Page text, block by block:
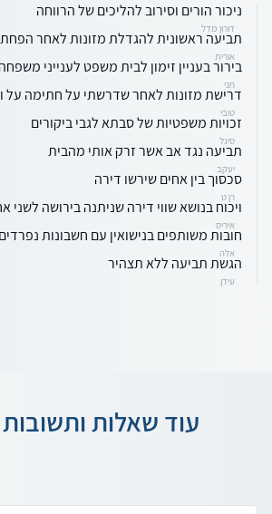
ניכור הורים וסירוב להליכים של הרווחה
דורון מדל
תביעה ראשונית להגדלת מזונות לאחר
אורית
בירור בעניין זימון לבית משפט לענייני משפחה
חני
דרישת מזונות לאחר שדרשתי על חתימה על
טובי
זכויות משפטיות של סבתא לגבי ביקורים
סיגל
תביעה נגד אב אשר זרק אותי מהבית
יעקב
סכסוך בין אחים שירשו דירה
רן ט
ויכוח בנושא שווי דירה שניתנה בירושה לשני
איריס
חובות משותפים בנישואין עם חשבונות
אלה
הגשת תביעה ללא תצהיר
עידן
עוד שאלות